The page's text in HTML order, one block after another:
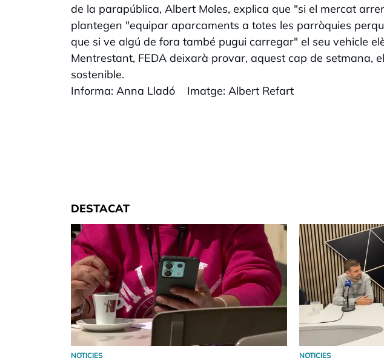
de la parapública, Albert Moles, explica que "si el mercat
plantegen "equipar aparcaments a totes les parròquies
que si ve algú de fora també pugui carregar" el seu vehicle
Mentrestant, FEDA deixarà provar, aquest cap de setmana,
sostenible.
Informa: Anna Lladó Imatge: Albert Refart
DESTACAT
NOTICIES NOTICIES